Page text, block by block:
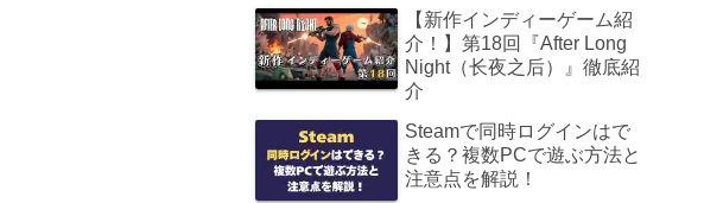
【新作インディーゲーム紹
介！】第18回『After Long
Night（长夜之后）』徹底紹
介
Steamで同時ログインはで
きる？複数PCで遊ぶ方法と
注意点を解説！